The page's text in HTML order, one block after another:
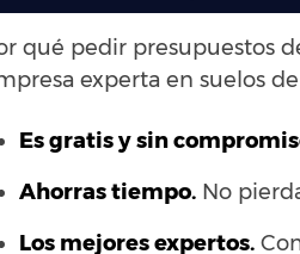
qué pedir presupuestos
experta en suelos
Es gratis y sin
Ahorras tiempo. No
Los mejores expertos.